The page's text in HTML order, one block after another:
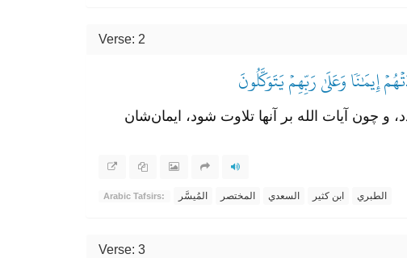
Verse: 2
إِيمَٰنٗا وَعَلَىٰ رَبِّهِمۡ يَتَوَكَّلُونَ
و چون آیات الله بر آنها تلاوت شود، ایمان‌شان
Arabic Tafsirs: المُيسَّر المختصر السعدي ابن كثير الطبري
Verse: 3